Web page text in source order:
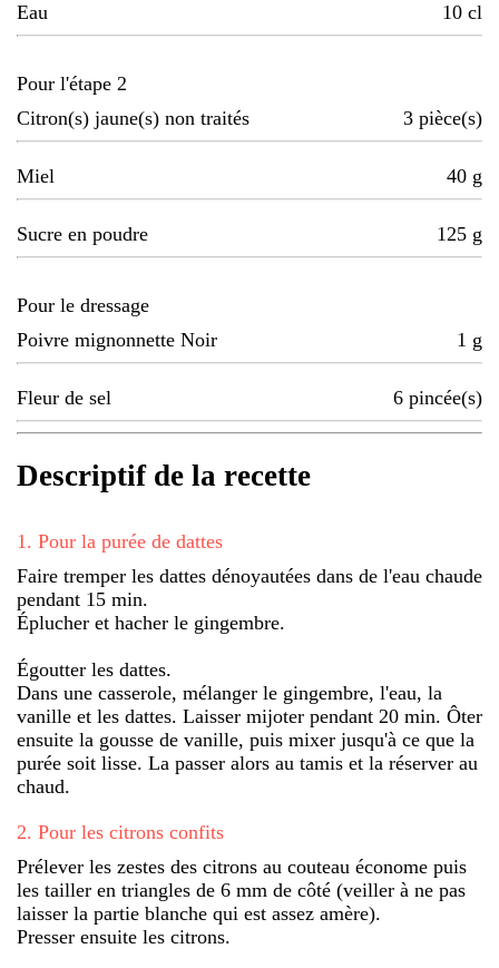
Eau 10 cl
Pour l'étape 2
Citron(s) jaune(s) non traités
3 pièce(s)
Miel 40 g
Sucre en poudre 125 g
Pour le dressage
Poivre mignonnette Noir
1 g
Fleur de sel 6 pincée(s)
Descriptif de la recette
1 . Pour la purée de dattes
Faire tremper les dattes dénoyautées dans de l'eau chaude
pendant 15 min.
Éplucher et hacher le gingembre.
Égoutter les dattes.
Dans une casserole, mélanger le gingembre, l'eau, la
vanille et les dattes. Laisser mijoter pendant 20 min. Ôter
ensuite la gousse de vanille, puis mixer jusqu'à ce que la
purée soit lisse. La passer alors au tamis et la réserver au
chaud.
2. Pour les citrons confits
Prélever les zestes des citrons au couteau économe puis
les tailler en triangles de 6 mm de côté (veiller à ne pas
laisser la partie blanche qui est assez amère).
Presser ensuite les citrons.